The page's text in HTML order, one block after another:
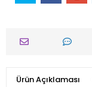
Ürün Açıklaması